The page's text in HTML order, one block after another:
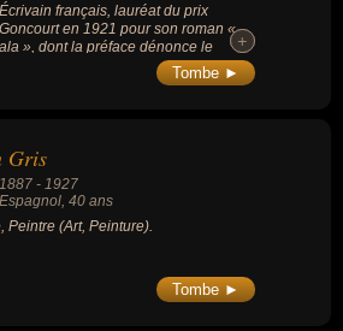
Écrivain français, lauréat du prix
Goncourt en 1921 pour son roman «
», dont la préface dénonce le
+
+
Tombe ►
Gris
1887 - 1927
Espagnol, 40 ans
Peintre (Art, Peinture).
Tombe ►